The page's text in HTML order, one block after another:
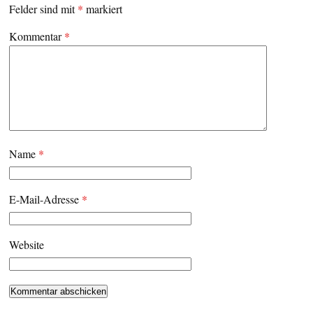
Felder sind mit* markiert
Kommentar*
Name *
E-Mail-Adresse *
Website